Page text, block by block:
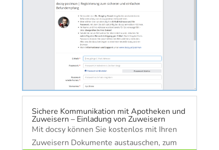
PatientInnen und Partnern. Wenn Sie docsy
noch nicht kennen, laden wir ein, unsere
Webseite durchzusehen. Mit docsy können
Sie kostenlos Dokumente Ihrer...
Sichere Kommunikation mit Apotheken und
Zuweisern – Einladung von Zuweisern
Mit docsy können Sie kostenlos mit Ihren
Zuweisern Dokumente austauschen, zum